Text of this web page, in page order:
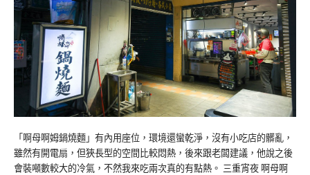
「啊母啊姆鍋燒麵」有內用座位，環境還蠻乾淨，沒有小吃店的髒亂，
雖然有開電扇，但狹長型的空間比較悶熱，後來跟老闆建議，他說之後
會裝噸數較大的冷氣，不然我來吃兩次真的有點熱。 三重宵夜 啊母啊